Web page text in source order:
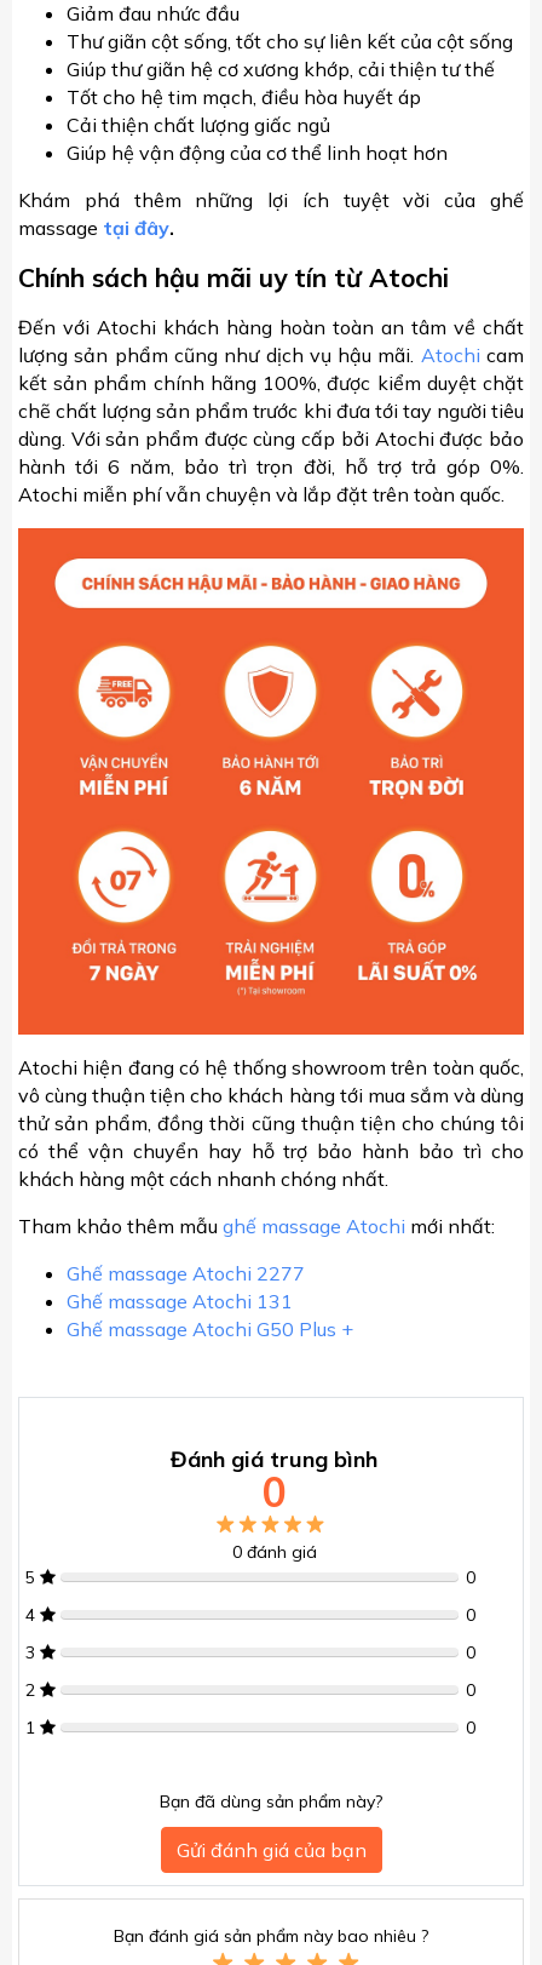
Giảm đau nhức đầu
Thư giãn cột sống, tốt cho sự liên kết của cột sống
Giúp thư giãn hệ cơ xương khớp, cải thiện tư thế
Tốt cho hệ tim mạch, điều hòa huyết áp
Cải thiện chất lượng giấc ngủ
Giúp hệ vận động của cơ thể linh hoạt hơn
Khám phá thêm những lợi ích tuyệt vời của ghế
massage tại đây.
Chính sách hậu mãi uy tín từ Atochi
Đến với Atochi khách hàng hoàn toàn an tâm về chất
lượng sản phẩm cũng như dịch vụ hậu mãi. Atochi cam
kết sản phẩm chính hãng 100%, được kiểm duyệt chặt
chẽ chất lượng sản phẩm trước khi đưa tới tay người tiêu
dùng. Với sản phẩm được cùng cấp bởi Atochi được bảo
hành tới 6 năm, bảo trì trọn đời, hỗ trợ trả góp 0%.
Atochi miễn phí vẫn chuyện và lắp đặt trên toàn quốc.
Atochi hiện đang có hệ thống showroom trên toàn quốc,
vô cùng thuận tiện cho khách hàng tới mua sắm và dùng
thử sản phẩm, đồng thời cũng thuận tiện cho chúng tôi
có thể vận chuyển hay hỗ trợ bảo hành bảo trì cho
khách hàng một cách nhanh chóng nhất.
Tham khảo thêm mẫu ghế massage Atochi mới nhất:
Ghế massage Atochi 2277
Ghế massage Atochi 131
Ghế massage Atochi G50 Plus +
Đánh giá trung bình
0
0đánh giá
5
0
4
0
3
0
2
0
1
0
Bạn đã dùng sản phẩm này?
Gửi đánh giá của bạn
Bạn đánh giá sản phẩm này bao nhiêu ?